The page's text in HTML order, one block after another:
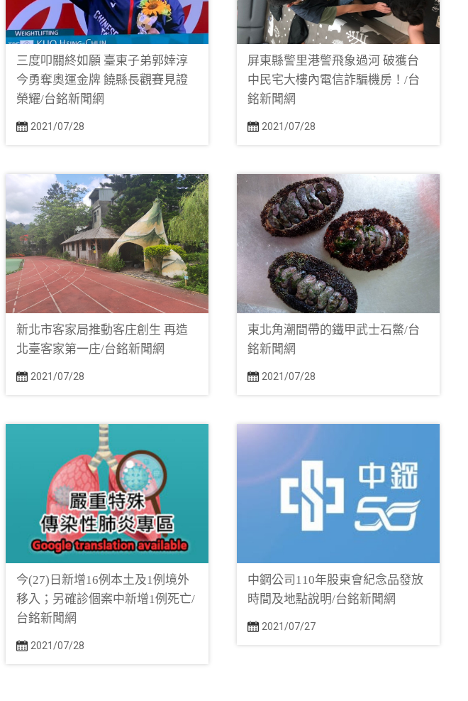
三度叩關終如願 臺東子弟郭婞淳
今勇奪奧運金牌 饒縣長觀賽見證
榮耀/台銘新聞網
2021/07/28
屏東縣警里港警飛象過河 破獲台
中民宅大樓內電信詐騙機房！/台
銘新聞網
2021/07/28
新北市客家局推動客庄創生 再造
北臺客家第一庄/台銘新聞網
2021/07/28
東北角潮間帶的鐵甲武士石鱉/台
銘新聞網
2021/07/28
今(27)日新增16例本土及1例境外
移入；另確診個案中新增1例死亡/
台銘新聞網
2021/07/28
中鋼公司110年股東會紀念品發放
時間及地點說明/台銘新聞網
2021/07/27